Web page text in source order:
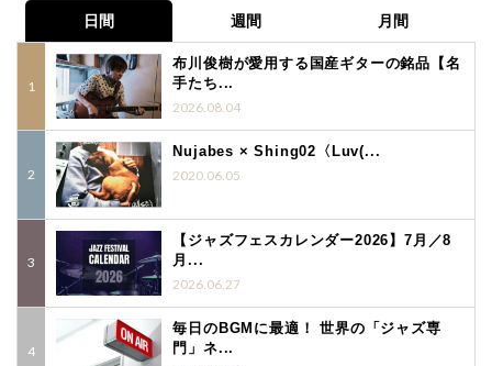
日間 週間 月間
布川俊樹が愛用する国産ギターの銘品【名
手たち...
2026.08.04
Nujabes × Shing02〈Luv(...
2020.06.05
【ジャズフェスカレンダー2026】7月／8
月...
2026.06.27
毎日のBGMに最適！ 世界の「ジャズ専
門」ネ...